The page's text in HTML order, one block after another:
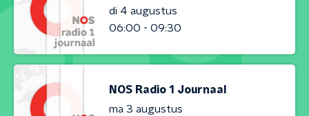
di 4 augustus
06:00 - 09:30
NOS Radio 1 Journaal
ma 3 augustus